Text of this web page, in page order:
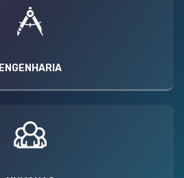
ENGENHARIA